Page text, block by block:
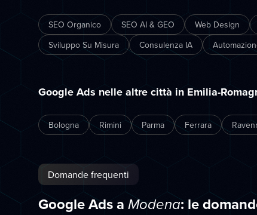
SEO Organico SEO AI & GEO Web Design
Sviluppo Su Misura
Consulenza IA
Google Ads nelle altre città in Emilia-
Bologna Rimini Parma Ferrara
Domande frequenti
Google Ads a Modena: le